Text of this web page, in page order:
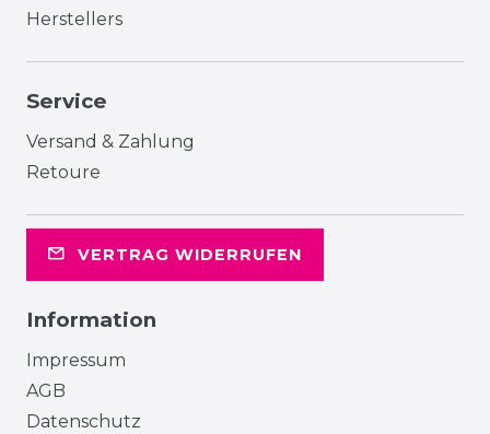
Herstellers
Service
Versand & Zahlung
Retoure
VERTRAG WIDERRUFEN
Information
Impressum
AGB
Datenschutz